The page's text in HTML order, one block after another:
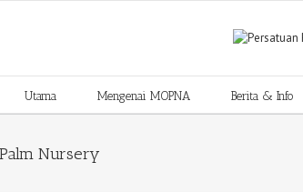
Utama Mengenai MOPNA Berita & Info
Nursery